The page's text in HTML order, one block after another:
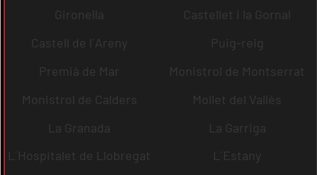
Gironella
Castellet i la Gornal
Castell de l´Areny
Puig-reig
Premià de Mar
Monistrol de Montserrat
Monistrol de Calders
Mollet del Vallès
La Granada
La Garriga
L´Hospitalet de Llobregat
L´Estany